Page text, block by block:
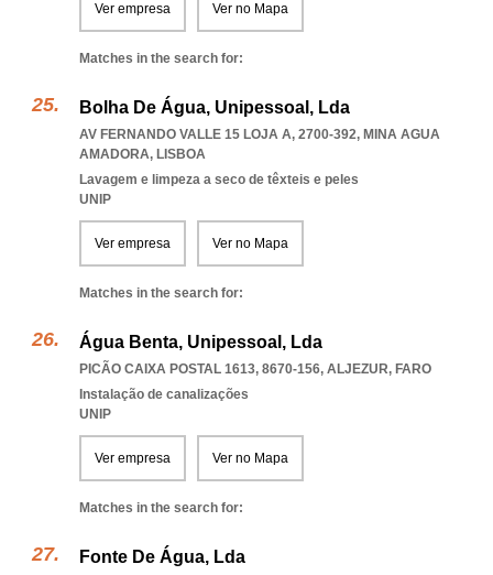
Ver empresa Ver no Mapa
Matches in the search for:
Bolha De Água, Unipessoal, Lda
AV FERNANDO VALLE 15 LOJA A, 2700-392, MINA AGUA
AMADORA, LISBOA
Lavagem e limpeza a seco de têxteis e peles
UNIP
Ver empresa Ver no Mapa
Matches in the search for:
Água Benta, Unipessoal, Lda
PICÃO CAIXA POSTAL 1613, 8670-156, ALJEZUR, FARO
Instalação de canalizações
UNIP
Ver empresa Ver no Mapa
Matches in the search for:
Fonte De Água, Lda